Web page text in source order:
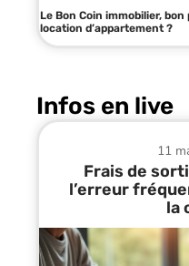
Le Bon Coin immobilier,
location d’appartement ?
Infos en live
11
Frais de
l’erreur
la